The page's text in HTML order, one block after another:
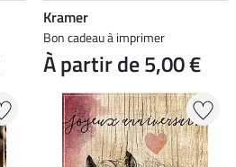
Kramer
Bon cadeau à imprimer
À partir de 5,00 €